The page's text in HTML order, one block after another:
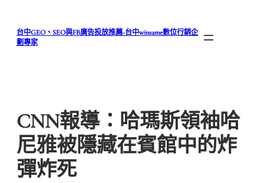
台中GEO、SEO與FB廣告投放推薦-台中winsame數位行銷企
劃專家
CNN報導：哈瑪斯領袖哈
尼雅被隱藏在賓館中的炸
彈炸死